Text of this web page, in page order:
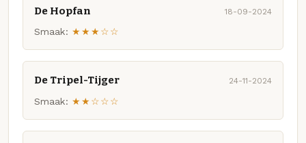
De Hopfan 18-09-2024
Smaak: ★★★☆☆
De Tripel-Tijger 24-11-2024
Smaak: ★★☆☆☆